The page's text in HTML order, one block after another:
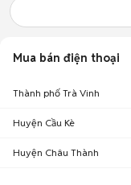
Mua bán điện thoại
Thành phố Trà Vinh
Huyện Cầu Kè
Huyện Châu Thành